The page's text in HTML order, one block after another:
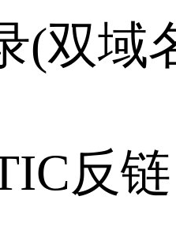
(双域
反链